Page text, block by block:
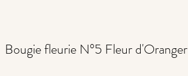
Bougie fleurie N°5 Fleur d'Oranger